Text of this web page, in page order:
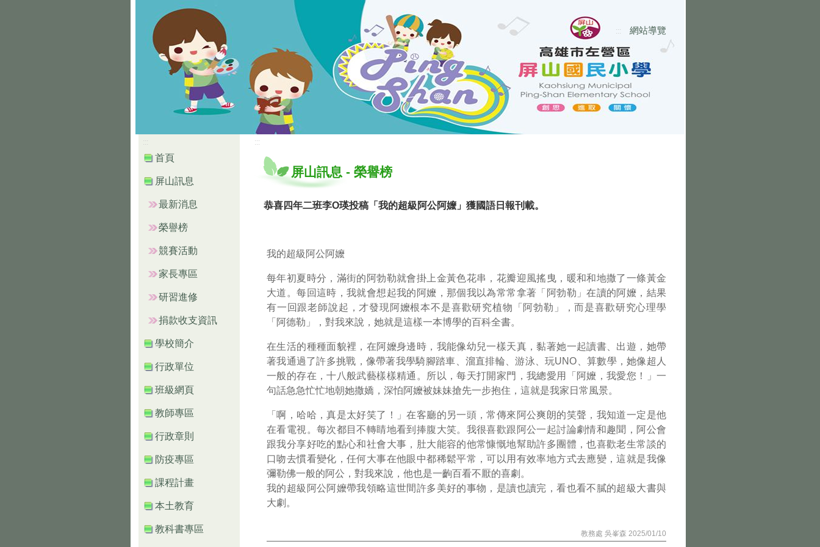
::: 網站導覽
:::
首頁
屏山訊息
最新消息
榮譽榜
競賽活動
家長專區
研習進修
捐款收支資訊
學校簡介
行政單位
班級網頁
教師專區
行政章則
防疫專區
課程計畫
本土教育
教科書專區
:::
屏山訊息 - 榮譽榜
恭喜四年二班李O瑛投稿「我的超級阿公阿嬤」獲國語日報刊載。
我的超級阿公阿嬤
每年初夏時分，滿街的阿勃勒就會掛上金黃色花串，花瓣迎風搖曳，暖和和地撒了一條黃金
大道。每回這時，我就會想起我的阿嬤，那個我以為常常拿著「阿勃勒」在讀的阿嬤，結果
有一回跟老師說起，才發現阿嬤根本不是喜歡研究植物「阿勃勒」，而是喜歡研究心理學
「阿德勒」，對我來說，她就是這樣一本博學的百科全書。
在生活的種種面貌裡，在阿嬤身邊時，我能像幼兒一樣天真，黏著她一起讀書、出遊，她帶
著我通過了許多挑戰，像帶著我學騎腳踏車、溜直排輪、游泳、玩UNO、算數學，她像超人
一般的存在，十八般武藝樣樣精通。所以，每天打開家門，我總愛用「阿嬤，我愛您！」一
句話急急忙忙地朝她撒嬌，深怕阿嬤被妹妹搶先一步抱住，這就是我家日常風景。
「啊，哈哈，真是太好笑了！」在客廳的另一頭，常傳來阿公爽朗的笑聲，我知道一定是他
在看電視。每次都目不轉睛地看到捧腹大笑。我很喜歡跟阿公一起討論劇情和趣聞，阿公會
跟我分享好吃的點心和社會大事，肚大能容的他常慷慨地幫助許多團體，也喜歡老生常談的
口吻去慣看變化，任何大事在他眼中都稀鬆平常，可以用有效率地方式去應變，這就是我像
彌勒佛一般的阿公，對我來說，他也是一齣百看不厭的喜劇。
我的超級阿公阿嬤帶我領略這世間許多美好的事物，是讀也讀完，看也看不膩的超級大書與
大劇。
教務處 吳峯森 2025/01/10